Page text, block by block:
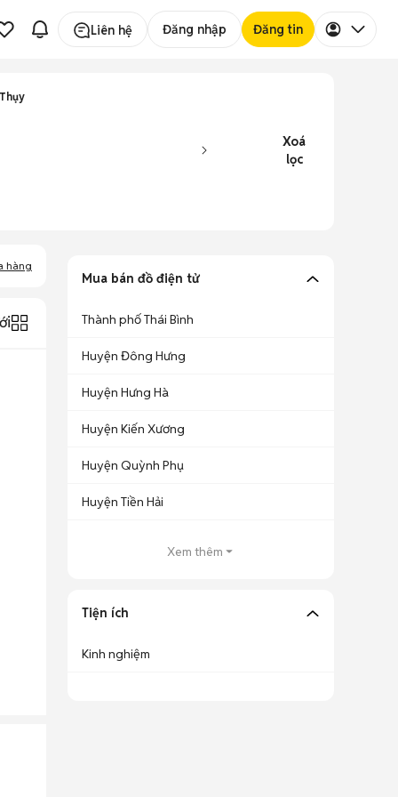
Liên hệ Đăng nhập Đăng tin
Xoá
lọc
hàng
Mua bán đồ điện tử
Thành phố Thái Bình
Huyện Đông Hưng
Huyện Hưng Hà
Huyện Kiến Xương
Huyện Quỳnh Phụ
Huyện Tiền Hải
Xem thêm
Tiện ích
Kinh nghiệm